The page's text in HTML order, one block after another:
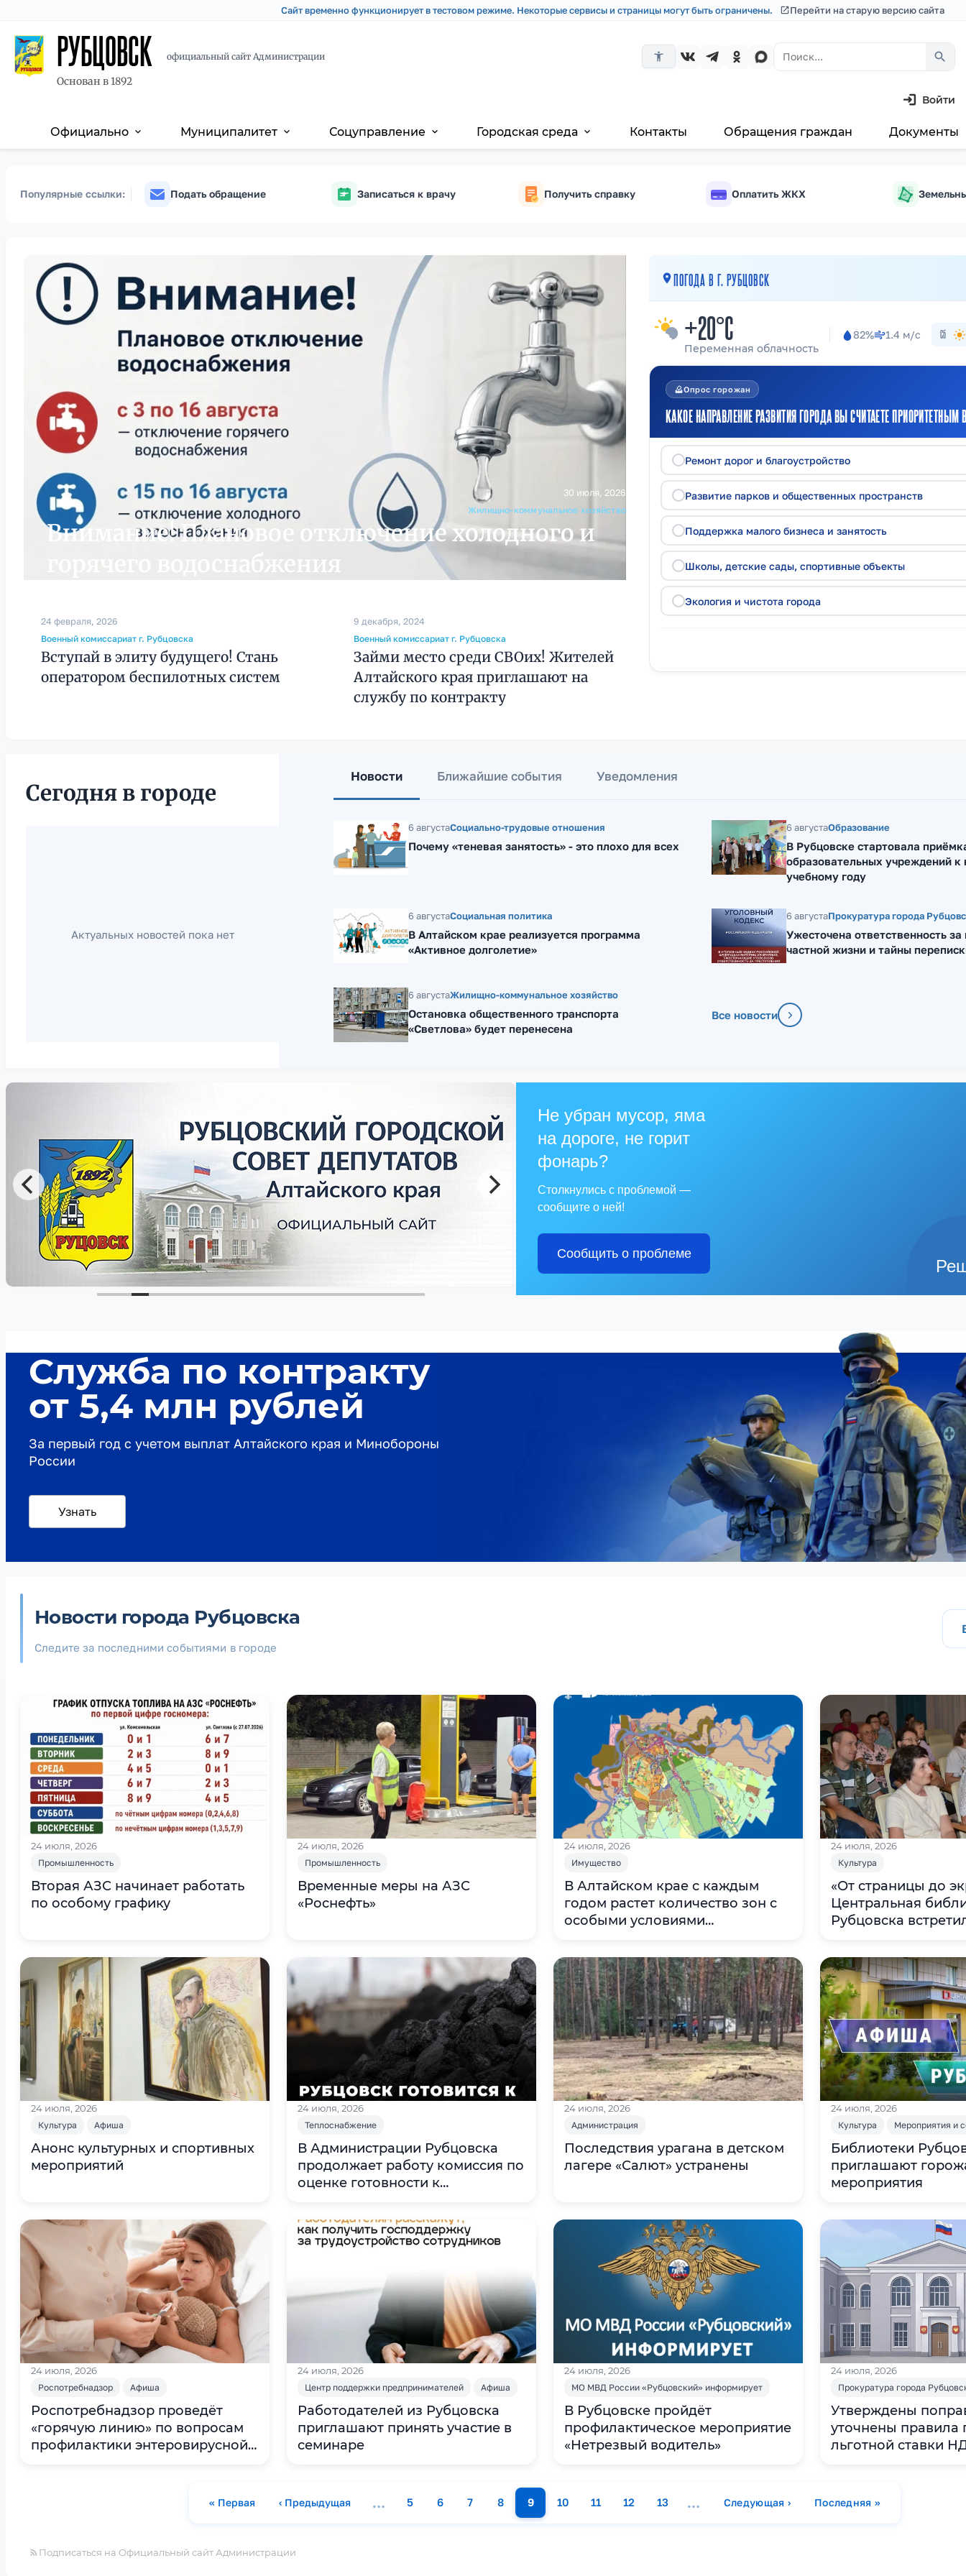
Перейти
основному
Skip
main
Сайт временно функционирует в тестовом режиме. Некоторые сервисы и страницы могут быть ограничены. Перейти на старую версию сайта
РУБЦОВСК
Основан в 1892
официальный сайт Администрации accessibility_new search
Войти
Основная
Официально expand_more Муниципалитет expand_more Соцуправление expand_more Городская среда expand_more Контакты Обращения граждан Документы
Популярные ссылки: Подать обращение Записаться к врачу Получить справку Оплатить ЖКХ м²
30 июля, 2026
Жилищно-коммунальное хозяйство
Внимание! Плановое отключение холодного и
горячего водоснабжения
24 февраля, 2026
Военный комиссариат г. Рубцовска
Вступай в элиту будущего! Стань
оператором беспилотных систем
9 декабря, 2024
Военный комиссариат г. Рубцовска
Займи место среди СВОих! Жителей
Алтайского края приглашают на
службу по контракту
ПОГОДА В Г. РУБЦОВСК
+20°C
Переменная облачность
82% 1.4 м/с Сб
how_to_voteОпрос горожан
КАКОЕ НАПРАВЛЕНИЕ РАЗВИТИЯ ГОРОДА ВЫ СЧИТАЕТЕ ПРИОРИТЕТНЫМ
Ремонт дорог и благоустройство
Развитие парков и общественных пространств
Поддержка малого бизнеса и занятость
Школы, детские сады, спортивные объекты
Экология и чистота города
Сегодня в городе
Актуальных новостей пока нет
Новости Ближайшие события Уведомления
6 августаСоциально-трудовые отношения
Почему «теневая занятость» - это плохо для всех
6 августаОбразование
В Рубцовске стартовала
образовательных учреждений к
учебному году
6 августаСоциальная политика
В Алтайском крае реализуется программа
«Активное долголетие»
6 августаПрокуратура города
Ужесточена ответственность
частной жизни и тайны
6 августаЖилищно-коммунальное хозяйство
Остановка общественного транспорта
«Светлова» будет перенесена
Все новости
Не убран мусор, яма
на дороге, не горит
фонарь?
Столкнулись с проблемой —
сообщите о ней!
Сообщить о проблеме
Служба по контракту
от 5,4 млн рублей
За первый год с учетом выплат Алтайского края и Минобороны
России
Узнать
Новости города Рубцовска
Следите за последними событиями в городе
24 июля, 2026
Промышленность
Вторая АЗС начинает работать
по особому графику
24 июля, 2026
Промышленность
Временные меры на АЗС
«Роснефть»
24 июля, 2026
Имущество
В Алтайском крае с каждым
годом растет количество зон с
особыми условиями
24 июля, 2026
Культура
«От страницы до
Центральная
Рубцовска
кинопоказами ⁣
24 июля, 2026
Культура Афиша
Анонс культурных и спортивных
мероприятий
24 июля, 2026
Теплоснабжение
В Администрации Рубцовска
продолжает работу комиссия по
оценке готовности к
24 июля, 2026
Администрация
Последствия урагана в детском
лагере «Салют» устранены
24 июля, 2026
Культура Мероприятия и
Библиотеки
приглашают
мероприятия
24 июля, 2026
Роспотребнадзор Афиша
Роспотребнадзор проведёт
«горячую линию» по вопросам
профилактики энтеровирусной
24 июля, 2026
Центр поддержки предпринимателей Афиша
Работодателей из Рубцовска
приглашают принять участие в
семинаре
24 июля, 2026
МО МВД России «Рубцовский» информирует
В Рубцовске пройдёт
профилактическое мероприятие
«Нетрезвый водитель»
24 июля, 2026
Прокуратура города
Утверждены
уточнены правила
льготной ставки
Нумерация
Первая страница
« Первая Предыдущая страница
‹ Предыдущая … Страница
5 Страница
6 Страница
7 Страница
8 Страница
9 Страница
10 Страница
11 Страница
12 Страница
13 … Следующая страница
Следующая › Последняя страница
Последняя »
Подписаться на Официальный сайт Администрации